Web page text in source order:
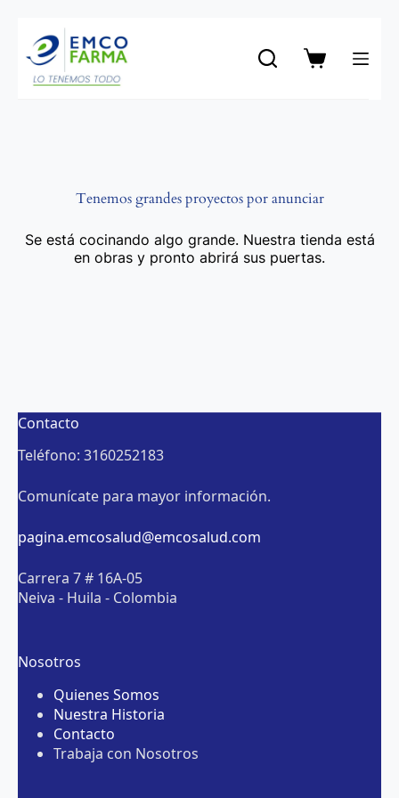
contenido
Carro
Tenemos grandes proyectos por anunciar
Se está cocinando algo grande. Nuestra tienda está
en obras y pronto abrirá sus puertas.
Contacto
Teléfono: 3160252183
Comunícate para mayor información.
pagina.emcosalud@emcosalud.com
Carrera 7 # 16A-05
Neiva - Huila - Colombia
Nosotros
Quienes Somos
Nuestra Historia
Contacto
Trabaja con Nosotros